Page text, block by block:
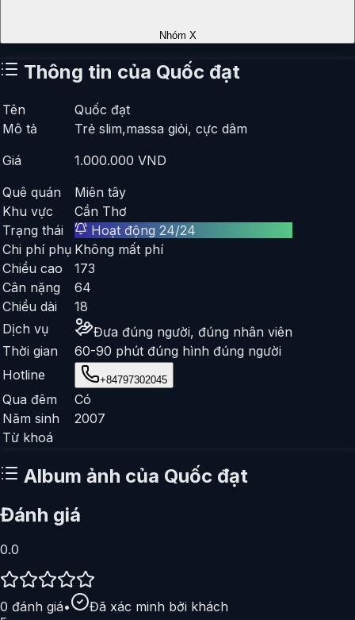
Nhóm X
Thông tin của Quốc đạt
Tên
Quốc đạt
Mô tả
Trẻ slim,massa giỏi, cực dâm
Giá
1.000.000 VND
Quê quán
Miên tây
Khu vực
Cần Thơ
Trạng thái
Hoạt động 24/24
Chi phí phụ Không mất phí
Chiều cao
173
Cân nặng
64
Chiều dài
18
Dịch vụ
Đưa đúng người, đúng nhân viên
Thời gian
60-90 phút đúng hình đúng người
Hotline
+84797302045
Qua đêm
Có
Năm sinh
2007
Từ khoá
Album ảnh của Quốc đạt
Đánh giá
0.0
0 đánh giá•
Đã xác minh bởi khách